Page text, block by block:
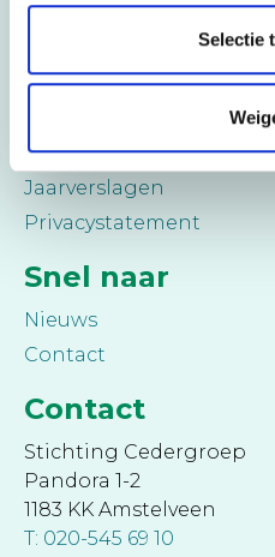
Selectie
Raad van toezicht
College van rectoren
Medezeggenschap
Klachtenregeling
Jaarverslagen
Privacystatement
Snel naar
Nieuws
Contact
Contact
Stichting Cedergroep
Pandora 1-2
1183 KK Amstelveen
T: 020-545 69 10